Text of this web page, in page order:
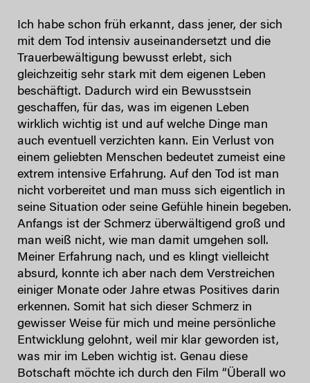
Ich habe schon früh erkannt, dass jener, der sich
mit dem Tod intensiv auseinandersetzt und die
Trauerbewältigung bewusst erlebt, sich
gleichzeitig sehr stark mit dem eigenen Leben
beschäftigt. Dadurch wird ein Bewusstsein
geschaffen, für das, was im eigenen Leben
wirklich wichtig ist und auf welche Dinge man
auch eventuell verzichten kann. Ein Verlust von
einem geliebten Menschen bedeutet zumeist eine
extrem intensive Erfahrung. Auf den Tod ist man
nicht vorbereitet und man muss sich eigentlich in
seine Situation oder seine Gefühle hinein begeben.
Anfangs ist der Schmerz überwältigend groß und
man weiß nicht, wie man damit umgehen soll.
Meiner Erfahrung nach, und es klingt vielleicht
absurd, konnte ich aber nach dem Verstreichen
einiger Monate oder Jahre etwas Positives darin
erkennen. Somit hat sich dieser Schmerz in
gewisser Weise für mich und meine persönliche
Entwicklung gelohnt, weil mir klar geworden ist,
was mir im Leben wichtig ist. Genau diese
Botschaft möchte ich durch den Film “Überall wo